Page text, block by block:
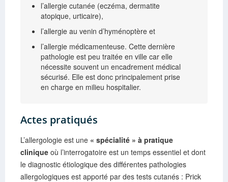
l’allergie cutanée (eczéma, dermatite
atopique, urticaire),
l’allergie au venin d’hyménoptère et
l’allergie médicamenteuse. Cette dernière
pathologie est peu traitée en ville car elle
nécessite souvent un encadrement médical
sécurisé. Elle est donc principalement prise
en charge en milieu hospitalier.
Actes pratiqués
L’allergologie est une « spécialité » à pratique
clinique où l’interrogatoire est un temps essentiel et dont
le diagnostic étiologique des différentes pathologies
allergologiques est apporté par des tests cutanés : Prick